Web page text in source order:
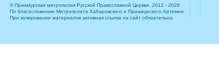
© Приамурская митрополия Русской Православной Церкви, 2012 - 2026
По благословению Митрополита Хабаровского и Приамурского Артемия.
При копировании материалов активная ссылка на сайт обязательна.